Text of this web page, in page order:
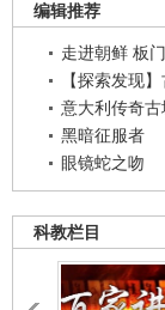
编辑推荐
走进朝鲜 板
【探索发现
意大利传奇
黑暗征服者
眼镜蛇之吻
科教栏目